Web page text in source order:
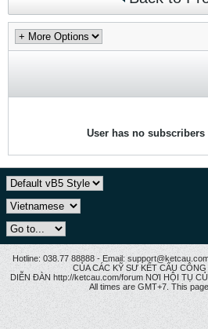
User has no
Hotline: 038.77 88888 - Email:
CỦA CÁC KỸ SƯ KẾT CẤU
DIỄN ĐÀN http://ketcau.com/forum NƠI HỘI TỤ
All times are GMT+7. This